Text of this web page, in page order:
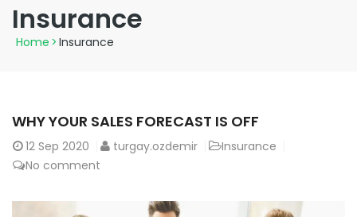
Insurance
Home > Insurance
WHY YOUR SALES FORECAST IS OFF
12 Sep 2020 turgay.ozdemir
Insurance
No comment